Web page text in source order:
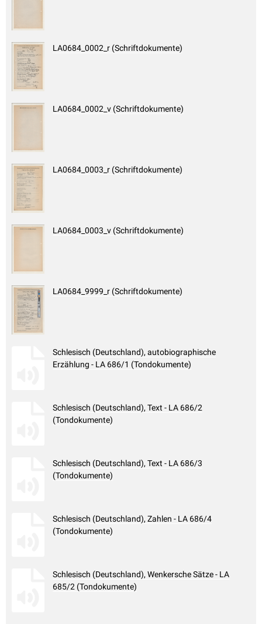
LA0684_0002_r (Schriftdokumente)
LA0684_0002_v (Schriftdokumente)
LA0684_0003_r (Schriftdokumente)
LA0684_0003_v (Schriftdokumente)
LA0684_9999_r (Schriftdokumente)
Schlesisch (Deutschland), autobiographische
Erzählung - LA 686/1 (Tondokumente)
Schlesisch (Deutschland), Text - LA 686/2
(Tondokumente)
Schlesisch (Deutschland), Text - LA 686/3
(Tondokumente)
Schlesisch (Deutschland), Zahlen - LA 686/4
(Tondokumente)
Schlesisch (Deutschland), Wenkersche Sätze - LA
685/2 (Tondokumente)